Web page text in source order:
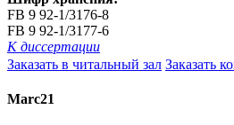
FB 9 92-1/3176-8
FB 9 92-1/3177-6
К диссертации
Заказать в читальный зал Заказать
Marc21